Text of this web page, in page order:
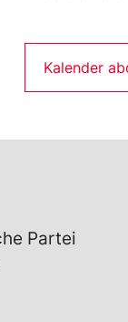
Kalender
Partei